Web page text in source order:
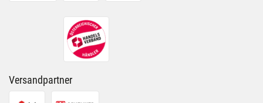
Nutzung der Dienste gesammelt haben.
Versandpartner